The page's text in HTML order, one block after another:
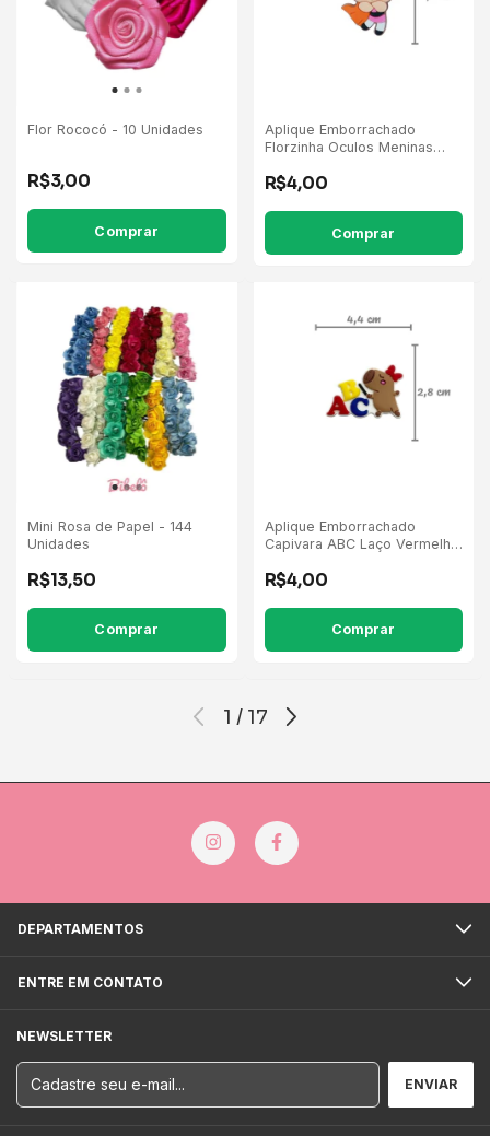
Flor Rococó - 10 Unidades
R$3,00
Comprar
Aplique Emborrachado
Florzinha Oculos Meninas
Unidades
R$4,00
Mini Rosa de Papel - 144
Unidades
R$13,50
Comprar
Aplique Emborrachado
Capivara ABC Laço Vermelho
R$4,00
1 / 17
DEPARTAMENTOS
ENTRE EM CONTATO
NEWSLETTER